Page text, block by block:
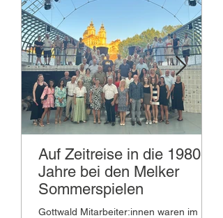
Auf Zeitreise in die 1980er-
Jahre bei den Melker
Sommerspielen
Gottwald Mitarbeiter:innen waren im